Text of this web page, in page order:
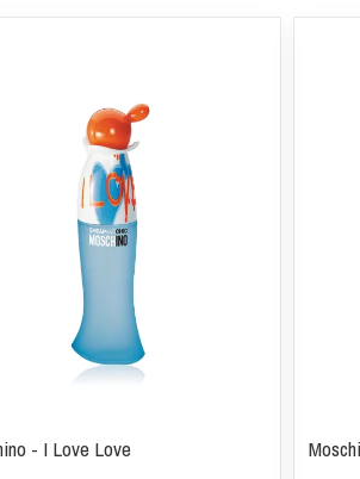
- I Love Love